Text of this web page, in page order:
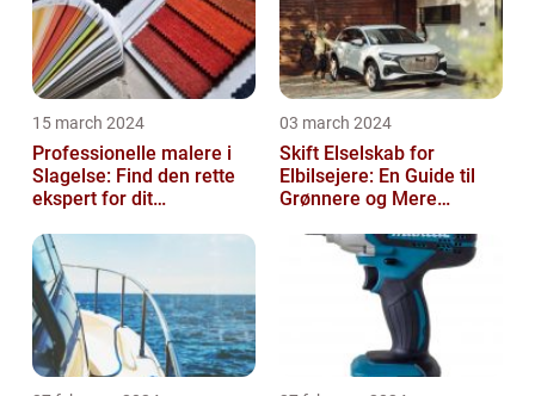
15 march 2024
Professionelle malere i
Slagelse: Find den rette
ekspert for dit
03 march 2024
Skift Elselskab for
Elbilsejere: En Guide til
Grønnere og Mere